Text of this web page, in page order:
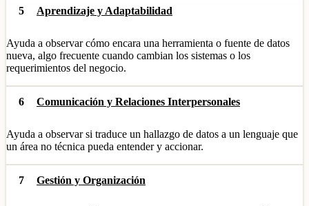
5 Aprendizaje y Adaptabilidad
Ayuda a observar cómo encara una herramienta o fuente de datos
nueva, algo frecuente cuando cambian los sistemas o los
requerimientos del negocio.
6 Comunicación y Relaciones Interpersonales
Ayuda a observar si traduce un hallazgo de datos a un lenguaje que
un área no técnica pueda entender y accionar.
7 Gestión y Organización